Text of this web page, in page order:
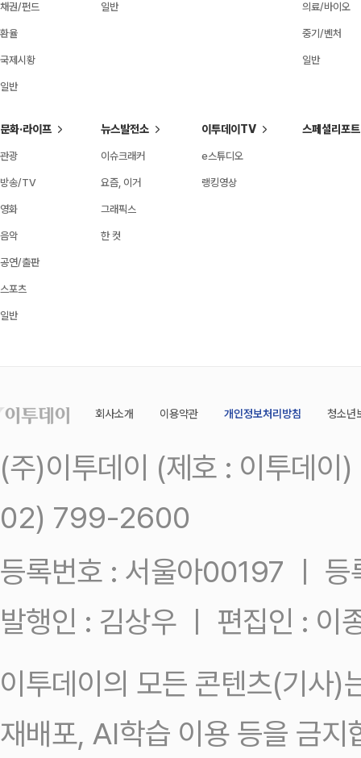
채권/펀드
환율
국제시황
일반
일반 의료/바이오
중기/벤처
일반
문화·라이프
관광
방송/TV
영화
음악
공연/출판
스포츠
일반
뉴스발전소
이슈크래커
요즘, 이거
그래픽스
한 컷
이투데이TV
e스튜디오
랭킹영상
스페셜리포트
회사소개 이용약관 개인정보처리방침 청소년
(주)이투데이 (제호 : 이투데
02) 799-2600
등록번호 : 서울아00197 ㅣ
발행인 : 김상우 ㅣ 편집인 : 이
이투데이의 모든 콘텐츠(기사)
재배포, AI학습 이용 등을 금지